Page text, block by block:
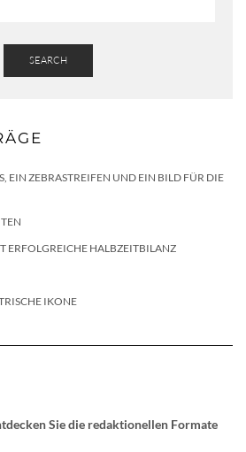
SEARCH
EIN ZEBRASTREIFEN UND EIN BILD FÜR DIE
ERFOLGREICHE HALBZEITBILANZ
IKONE
Sie die redaktionellen Formate